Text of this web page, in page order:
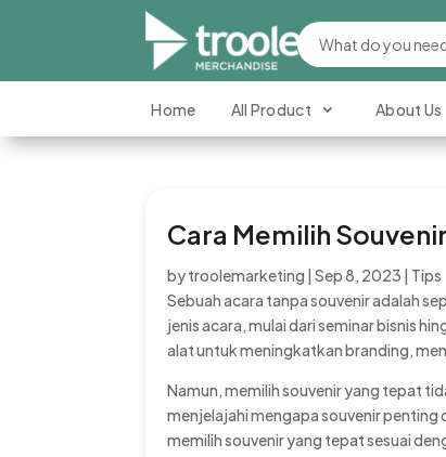
Home All Product About Us
Cara Memilih
bytroolemarketing |Sep 8, 2023 | Tips
Sebuah acara tanpa souvenir adalah
jenis acara, mulai dari seminar bisnis
alat untuk meningkatkan branding,
Namun, memilih souvenir yang tepat
menjelajahi mengapa souvenir
memilih souvenir yang tepat sesuai